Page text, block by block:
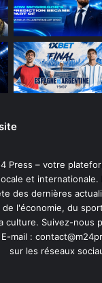
Press – votre
et
des dernières
l'économie, du
culture. Suivez-nous
mail :
sur les réseaux